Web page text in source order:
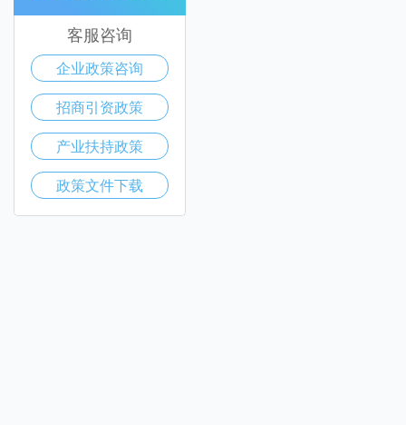
客服咨询
企业政策咨询
招商引资政策
产业扶持政策
政策文件下载